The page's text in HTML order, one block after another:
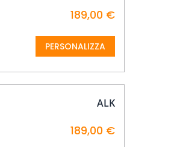
189,00 €
PERSONALIZZA
ALK
189,00 €